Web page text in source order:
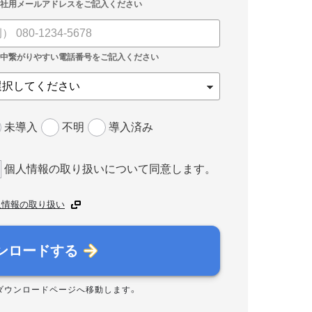
未導入 不明 導入済み
個人情報の取り扱いについて同意します。
報の取り扱い
ロードする
ウンロードページへ移動します。